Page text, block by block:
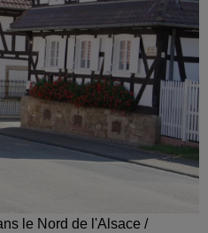
le Nord de l'Alsace /